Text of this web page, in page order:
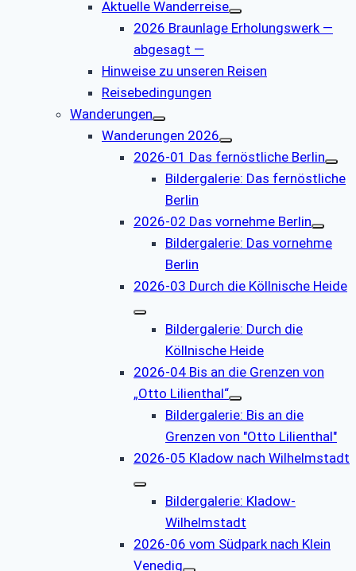
Aktuelle Wanderreise
2026 Braunlage Erholungswerk —
abgesagt —
Hinweise zu unseren Reisen
Reisebedingungen
Wanderungen
Wanderungen 2026
2026-01 Das fernöstliche Berlin
Bildergalerie: Das fernöstliche
Berlin
2026-02 Das vornehme Berlin
Bildergalerie: Das vornehme
Berlin
2026-03 Durch die Köllnische Heide
Bildergalerie: Durch die
Köllnische Heide
2026-04 Bis an die Grenzen von
„Otto Lilienthal“
Bildergalerie: Bis an die
Grenzen von "Otto Lilienthal"
2026-05 Kladow nach Wilhelmstadt
Bildergalerie: Kladow-
Wilhelmstadt
2026-06 vom Südpark nach Klein
Venedig